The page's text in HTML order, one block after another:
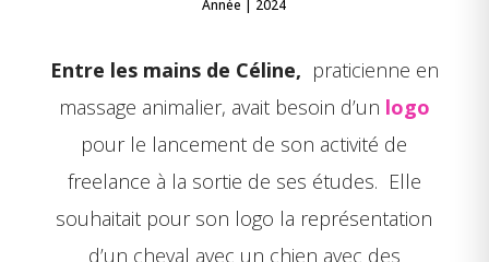
Année | 2024
Entre les mains de Céline, praticienne en
massage animalier, avait besoin d’un logo
pour le lancement de son activité de
freelance à la sortie de ses études. Elle
souhaitait pour son logo la représentation
d’un cheval avec un chien avec des